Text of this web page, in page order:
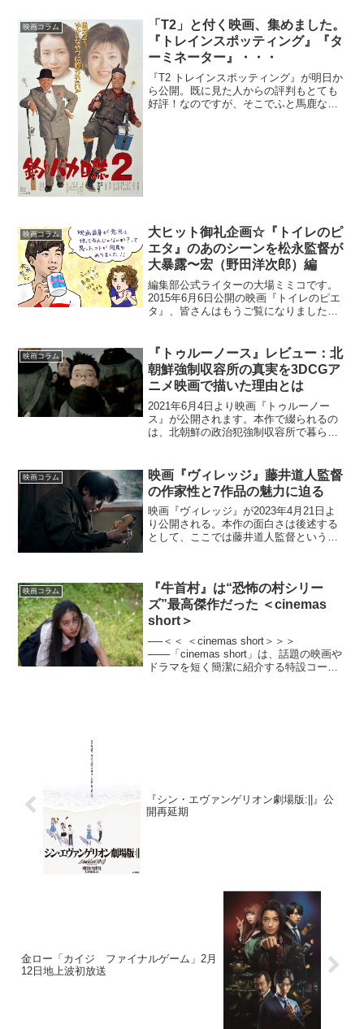
高橋ヨシキ氏だ。いま映画批評で最も信
頼のおける高橋ヨシキ氏...
映画コラム
「T2」と付く映画、集めました。
『トレインスポッティング』『タ
ーミネーター』・・・
『T2 トレインスポッティング』が明日か
ら公開。既に見た人からの評判もとても
好評！なのですが、そこでふと馬鹿なこ
映画コラム
大ヒット御礼企画☆『トイレのピ
エタ』のあのシーンを松永監督が
大暴露〜宏（野田洋次郎）編
編集部公式ライターの大場ミミコです。
2015年6月6日公開の映画『トイレのピエ
タ』、皆さんはもうご覧になりました
に関する記事を３つも書かせていただき
ました。・感想をシェ...
映画コラム
『トゥルーノース』レビュー：北
朝鮮強制収容所の真実を3DCGア
ニメ映画で描いた理由とは
2021年6月4日より映画『トゥルーノー
ス』が公開されます。本作で綴られるの
は、北朝鮮の政治犯強制収容所で暮らす
無く過酷な環境を描いていることでしょ
う。さらなる魅力や...
映画コラム
映画『ヴィレッジ』藤井道人監督
の作家性と7作品の魅力に迫る
映画『ヴィレッジ』が2023年4月21日よ
り公開される。本作の面白さは後述する
として、ここでは藤井道人監督という名
ち満ちているからだ...
映画コラム
『牛首村』は“恐怖の村シリー
ズ”最高傑作だった ＜cinemas
short＞
──＜＜ ＜cinemas short＞＞＞
───「cinemas short」は、話題の映画や
ドラマを短く簡潔に紹介する特設コーナ
『シン・エヴァンゲリオン劇場版:||』公
開再延期
金ロー「カイジ ファイナルゲーム」2月
12日地上波初放送